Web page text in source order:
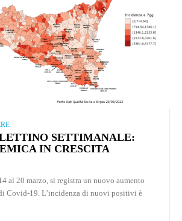
SETTIMANALE:
IN CRESCITA
al 20 marzo, si registra un nuovo aumento
Covid-19. L’incidenza di nuovi positivi è